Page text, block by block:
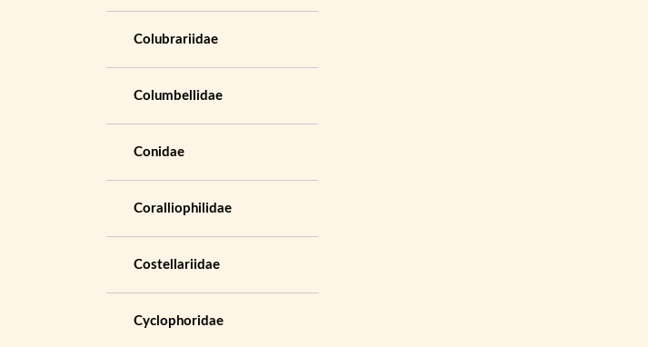
Colubrariidae
Columbellidae
Conidae
Coralliophilidae
Costellariidae
Cyclophoridae